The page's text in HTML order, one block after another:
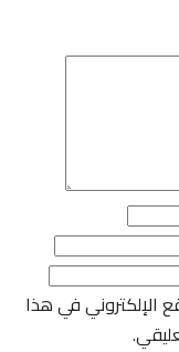
في هذا